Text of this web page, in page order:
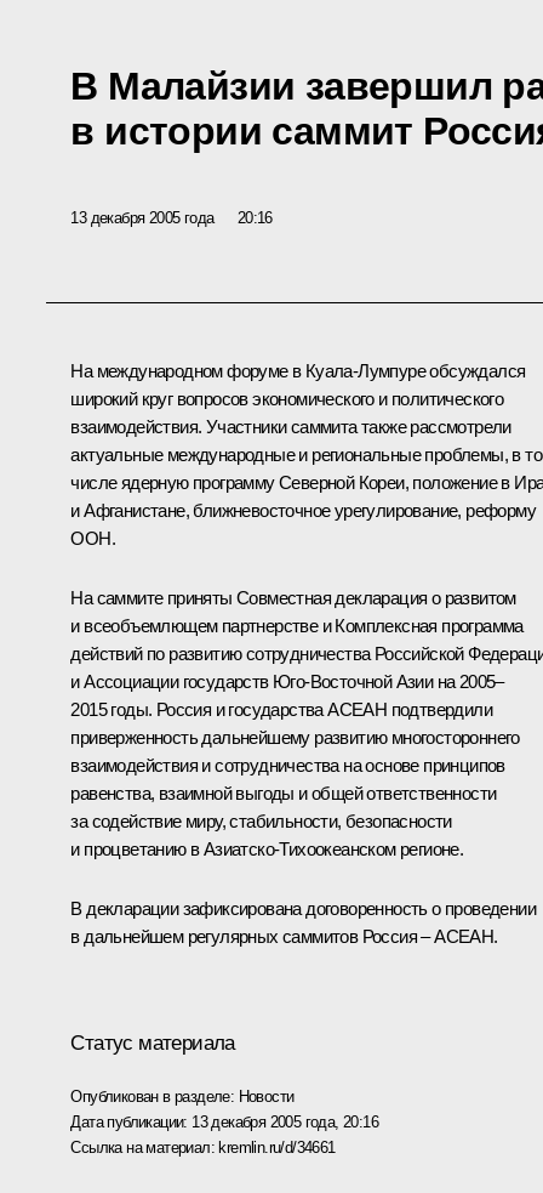
В Малайзии завершил
в истории саммит
13 декабря 2005 года 20:16
На международном форуме в Куала-Лумпуре обсуждался
широкий круг вопросов экономического и политического
взаимодействия. Участники саммита также рассмотрели
актуальные международные и региональные проблемы, в
числе ядерную программу Северной Кореи, положение в
и Афганистане, ближневосточное урегулирование, реформу
ООН.
На саммите приняты Совместная декларация о развитом
и всеобъемлющем партнерстве и Комплексная программа
действий по развитию сотрудничества Российской
и Ассоциации государств Юго-Восточной Азии на 2005–
2015 годы. Россия и государства АСЕАН подтвердили
приверженность дальнейшему развитию многостороннего
взаимодействия и сотрудничества на основе принципов
равенства, взаимной выгоды и общей ответственности
за содействие миру, стабильности, безопасности
и процветанию в Азиатско-Тихоокеанском регионе.
В декларации зафиксирована договоренность о проведении
в дальнейшем регулярных саммитов Россия – АСЕАН.
Статус материала
Опубликован в разделе: Новости
Дата публикации: 13 декабря 2005 года, 20:16
Ссылка на материал:kremlin.ru/d/34661